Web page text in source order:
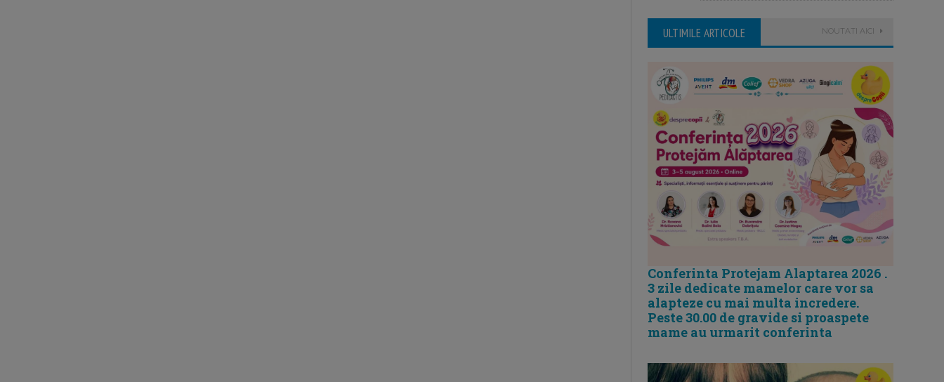
ULTIMILE ARTICOLE NOUTATI AICI
Conferinta Protejam Alaptarea 2026 .
3 zile dedicate mamelor care vor sa
alapteze cu mai multa incredere.
Peste 30.00 de gravide si proaspete
mame au urmarit conferinta